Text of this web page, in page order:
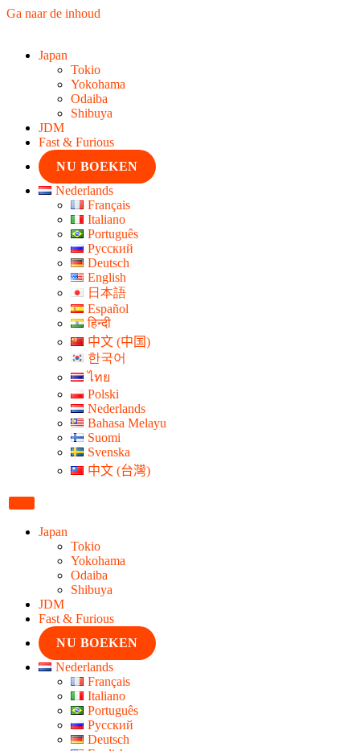
Ga naar de inhoud
Japan
Tokio
Yokohama
Odaiba
Shibuya
JDM
Fast & Furious
NU BOEKEN
Nederlands
Français
Italiano
Português
Русский
Deutsch
English
日本語
Español
हिन्दी
中文 (中国)
한국어
ไทย
Polski
Nederlands
Bahasa Melayu
Suomi
Svenska
中文 (台灣)
Japan
Tokio
Yokohama
Odaiba
Shibuya
JDM
Fast & Furious
NU BOEKEN
Nederlands
Français
Italiano
Português
Русский
Deutsch